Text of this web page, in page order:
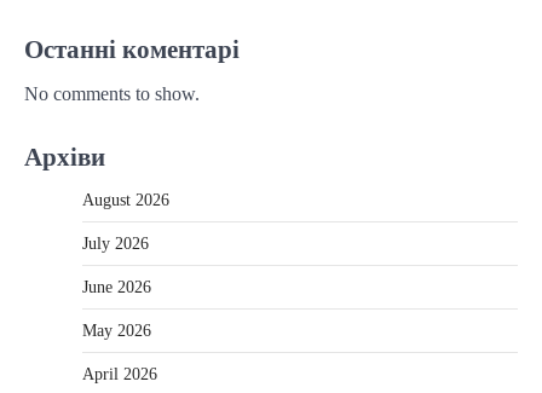
Останні коментарі
No comments to show.
Архіви
August 2026
July 2026
June 2026
May 2026
April 2026